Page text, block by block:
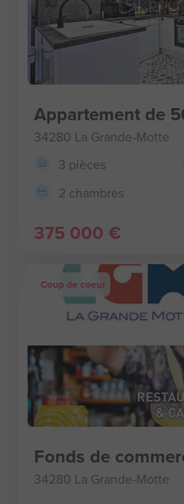
Appartement de
34280 La Grande-Motte
3 pièces
2 chambres
375 000 €
Coup de coeur
Fonds de
34280 La Grande-Motte